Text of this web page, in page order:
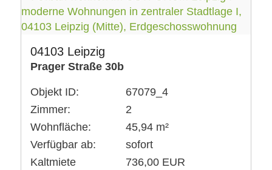
04103 Leipzig
Prager Straße 30b
Objekt ID:
67079_4
Zimmer:
2
Wohnfläche:
45,94 m²
Verfügbar ab:
sofort
Kaltmiete
736,00 EUR